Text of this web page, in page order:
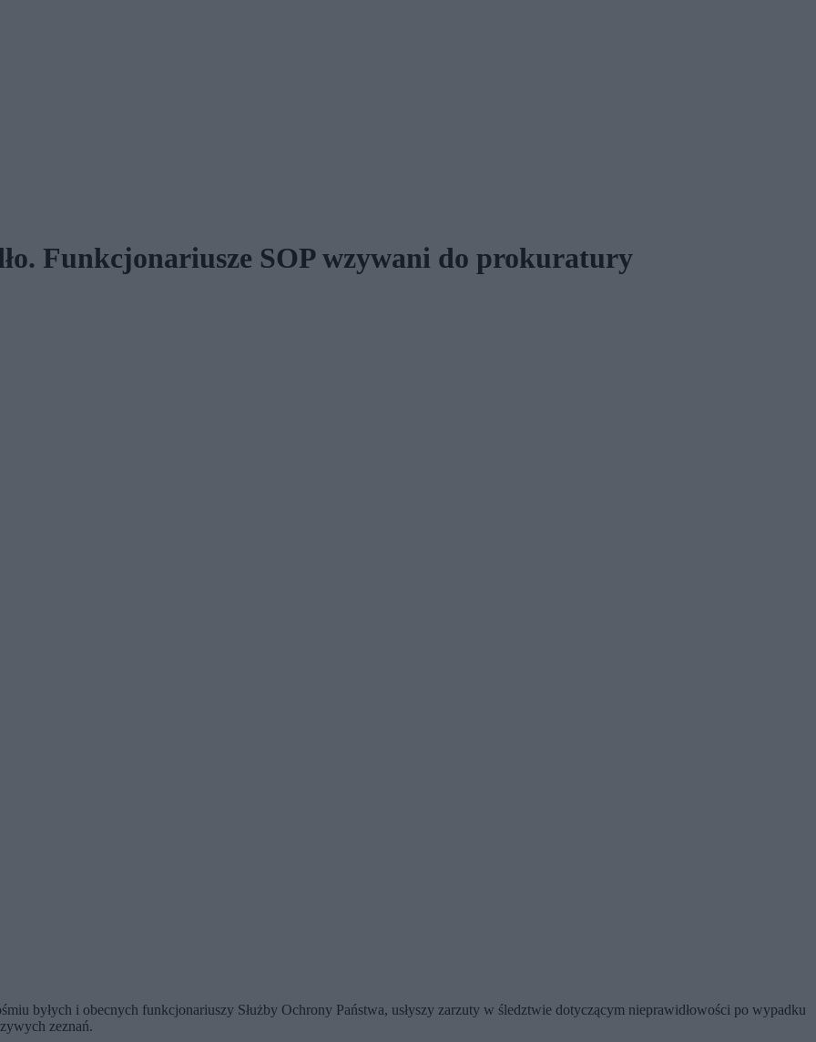
Funkcjonariusze SOP wzywani do prokuratury
byłych i obecnych funkcjonariuszy Służby Ochrony Państwa, usłyszy zarzuty w śledztwie dotyczącym nieprawidłowości po wypadku
zeznań.